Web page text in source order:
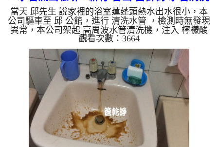
當天 邱先生 說家裡的浴室蓮蓬頭熱水出水很小，本
公司驅車至 邱 公館，進行 清洗水管 ，檢測時無發現
異常，本公司架起 高周波水管清洗機，注入 檸檬酸
液 至水管裡面，等了約20分，開啟 水管清洗機 ，開
啟 水槌 模式，開始把水管內的污垢及異物沖出來，
一開始水管就噴出黃色的髒水，一下噴出像是咖啡的
髒水，抹布上還一層厚厚的異物，邱先生看到都不敢
領教，清洗約一小時後，邱先生 很高興可以洗熱水
澡了!! 如是自來水，如水管老化，會產生鐵鏽跟泥沙
堆積，洗出來的水就會是咖啡色，地下水含有氧化
錳，管壁上會結...
觀看次數：3664